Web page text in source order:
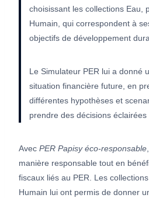
choisissant les collections Eau,
Humain, qui correspondent à
objectifs de développement
Le Simulateur PER lui a donné
situation financière future, en
différentes hypothèses et
prendre des décisions
Avec PER Papisy éco-responsable
manière responsable tout en
fiscaux liés au PER. Les
Humain lui ont permis de donner